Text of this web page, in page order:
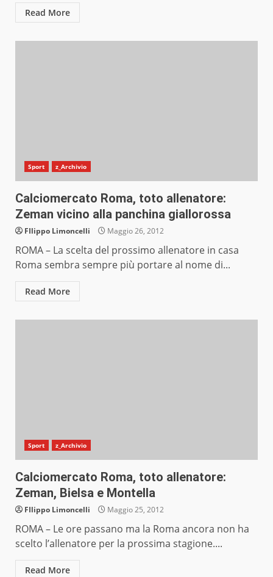
Read More
Sport z_Archivio
Calciomercato Roma, toto allenatore:
Zeman vicino alla panchina giallorossa
FIlippo Limoncelli Maggio 26, 2012
ROMA – La scelta del prossimo allenatore in casa
Roma sembra sempre più portare al nome di...
Read More
Sport z_Archivio
Calciomercato Roma, toto allenatore:
Zeman, Bielsa e Montella
FIlippo Limoncelli Maggio 25, 2012
ROMA – Le ore passano ma la Roma ancora non ha
scelto l’allenatore per la prossima stagione....
Read More